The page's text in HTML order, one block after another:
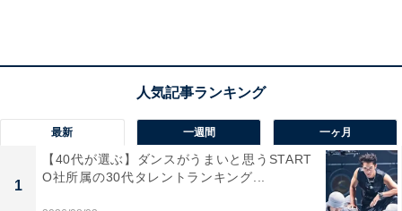
絶望。そんな折、生まれたばかりの孤児・ノコルと出会
い父親になると決意。公安で銃の扱いに慣れていたベキ
込まれて護衛の依頼が舞い込むように。
家族や仲間が集まる“テント”をイメージして名付け、バ
最新 一週間 一ヶ月
1
【40代が選ぶ】ダンスがうまいと思うSTART
O社所属の30代タレントランキング...